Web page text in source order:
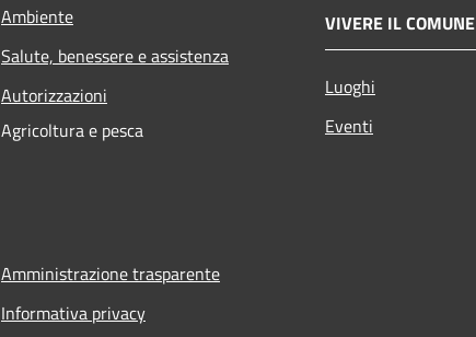
Ambiente
Salute, benessere e assistenza
Autorizzazioni
Agricoltura e pesca
VIVERE IL COMUNE
Luoghi
Eventi
Amministrazione trasparente
Informativa privacy